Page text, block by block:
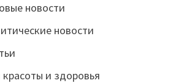
новости
новости
и здоровья